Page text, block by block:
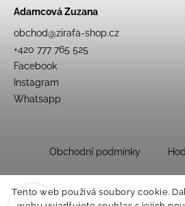
Tento web používá soubory cookie.
Adamcová Zuzana
obchod@zirafa-shop.cz
+420 777 765 525
Facebook
Instagram
Whatsapp
Obchodní podmínky